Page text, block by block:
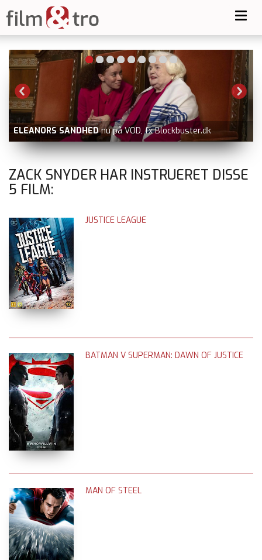
ELEANORS SANDHED nu på VOD, fx Blockbuster.dk
ZACK SNYDER HAR INSTRUERET DISSE
5 FILM:
JUSTICE LEAGUE
BATMAN V SUPERMAN: DAWN OF JUSTICE
MAN OF STEEL